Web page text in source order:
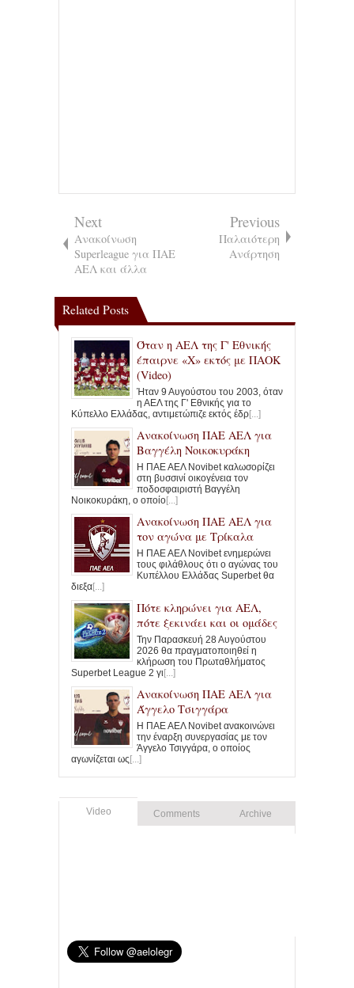
Next
Ανακοίνωση
Superleague για ΠΑΕ
ΑΕΛ και άλλα
Previous
Παλαιότερη
Ανάρτηση
Related Posts
Όταν η ΑΕΛ της Γ' Εθνικής
έπαιρνε «Χ» εκτός με ΠΑΟΚ
(Video)
Ήταν 9 Αυγούστου του 2003, όταν
η ΑΕΛ της Γ' Εθνικής για το
Κύπελλο Ελλάδας, αντιμετώπιζε εκτός έδρ[...]
Ανακοίνωση ΠΑΕ ΑΕΛ για
Βαγγέλη Νοικοκυράκη
Η ΠΑΕ ΑΕΛ Novibet καλωσορίζει
στη βυσσινί οικογένεια τον
ποδοσφαιριστή Βαγγέλη
Νοικοκυράκη, ο οποίο[...]
Ανακοίνωση ΠΑΕ ΑΕΛ για
τον αγώνα με Τρίκαλα
Η ΠΑΕ ΑΕΛ Novibet ενημερώνει
τους φιλάθλους ότι ο αγώνας του
Κυπέλλου Ελλάδας Superbet θα
διεξα[...]
Πότε κληρώνει για ΑΕΛ,
πότε ξεκινάει και οι ομάδες
Την Παρασκευή 28 Αυγούστου
2026 θα πραγματοποιηθεί η
κλήρωση του Πρωταθλήματος
Superbet League 2 γι [...]
Ανακοίνωση ΠΑΕ ΑΕΛ για
Άγγελο Τσιγγάρα
Η ΠΑΕ ΑΕΛ Novibet ανακοινώνει
την έναρξη συνεργασίας με τον
Άγγελο Τσιγγάρα, ο οποίος
αγωνίζεται ως [...]
Video Comments Archive